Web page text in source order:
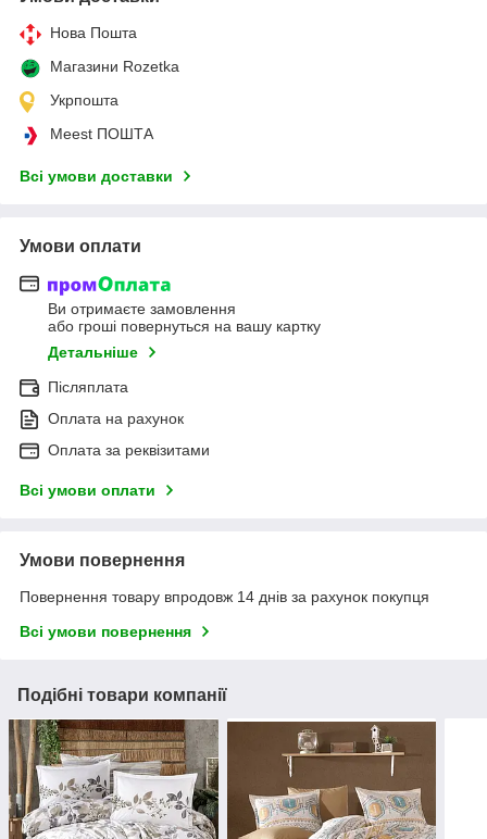
Нова Пошта
Магазини Rozetka
Укрпошта
Meest ПОШТА
Всі умови доставки
Умови оплати
Ви отримаєте замовлення
або гроші повернуться на вашу картку
Детальніше
Післяплата
Оплата на рахунок
Оплата за реквізитами
Всі умови оплати
Умови повернення
Повернення товару впродовж 14 днів за рахунок покупця
Всі умови повернення
Подібні товари компанії